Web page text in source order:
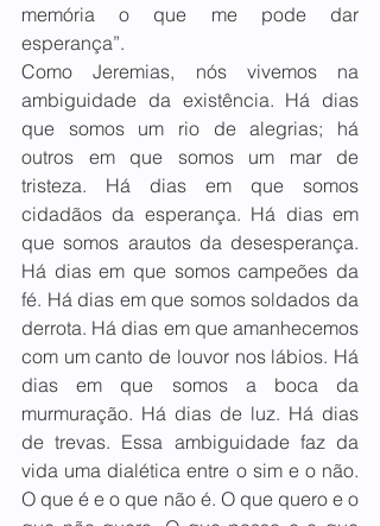
memória o que me pode dar
esperança”.
Como Jeremias, nós vivemos na
ambiguidade da existência. Há dias
que somos um rio de alegrias; há
outros em que somos um mar de
tristeza. Há dias em que somos
cidadãos da esperança. Há dias em
que somos arautos da desesperança.
Há dias em que somos campeões da
fé. Há dias em que somos soldados da
derrota. Há dias em que amanhecemos
com um canto de louvor nos lábios. Há
dias em que somos a boca da
murmuração. Há dias de luz. Há dias
de trevas. Essa ambiguidade faz da
vida uma dialética entre o sim e o não.
O que é e o que não é. O que quero e o